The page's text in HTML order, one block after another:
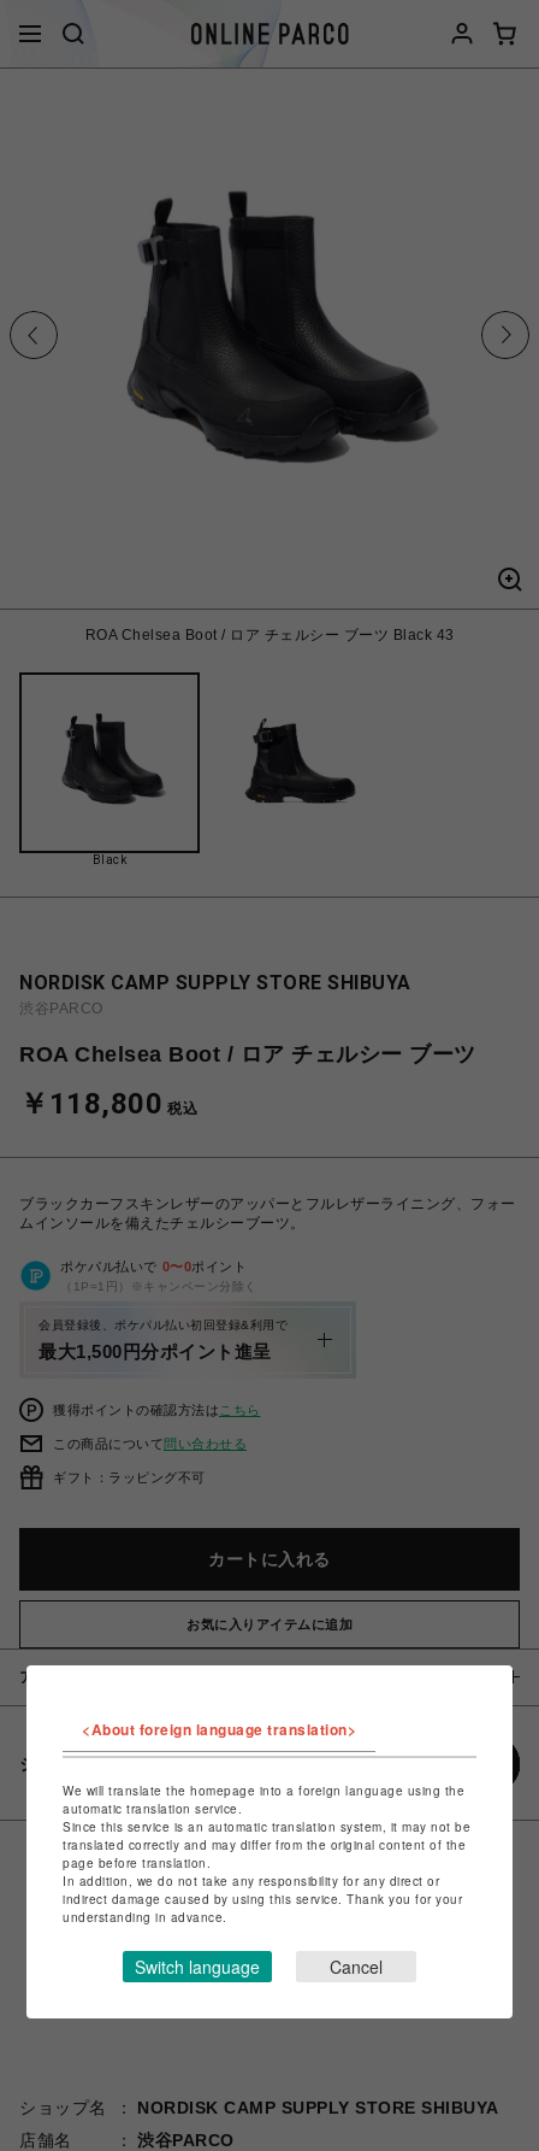
ROA Chelsea Boot / ロア チェルシー ブーツ Black 43
Black
NORDISK CAMP SUPPLY STORE SHIBUYA
渋谷PARCO
ROA Chelsea Boot / ロア チェルシー ブーツ
￥118,800 税込
ブラックカーフスキンレザーのアッパーとフルレザーライニング、フォー
ムインソールを備えたチェルシーブーツ。
ポケパル払いで 0〜0ポイント
（1P=1円）※キャンペーン分除く
会員登録後、ポケパル払い初回登録&利用で
最大1,500円分ポイント進呈
獲得ポイントの確認方法は こちら
この商品について問い合わせる
ギフト：ラッピング不可
カートに入れる
お気に入りアイテムに追加
アイテム説明 / 素材
シェアする
ショップ名
NORDISK CAMP SUPPLY STORE SHIBUYA
店舗名
渋谷PARCO
<About foreign language translation>
We will translate the homepage into a foreign language using the
automatic translation service.
Since this service is an automatic translation system, it may not be
translated correctly and may differ from the original content of the
page before translation.
In addition, we do not take any responsibility for any direct or
indirect damage caused by using this service. Thank you for your
understanding in advance.
Switch language Cancel